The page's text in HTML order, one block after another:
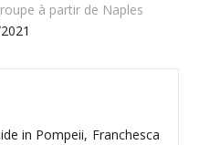
à partir de Naples
in Pompeii, Franchesca